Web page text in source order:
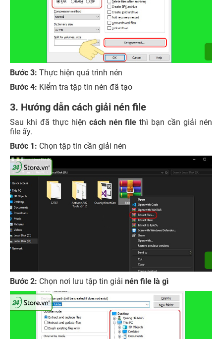
Bước 3: Thực hiện quá trình nén
Bước 4: Kiểm tra tập tin nén đã tạo
3. Hướng dẫn cách giải nén file
Sau khi đã thực hiện cách nén file thì bạn cần giải nén
file ấy.
Bước 1: Chọn tập tin cần giải nén
Bước 2: Chọn nơi lưu tập tin giải nén file là gì